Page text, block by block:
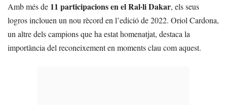
Amb més de 11 participacions en el Ral·li Dakar, els seus
logros inclouen un nou rècord en l’edició de 2022. Oriol Cardona,
un altre dels campions que ha estat homenatjat, destaca la
importància del reconeixement en moments clau com aquest.